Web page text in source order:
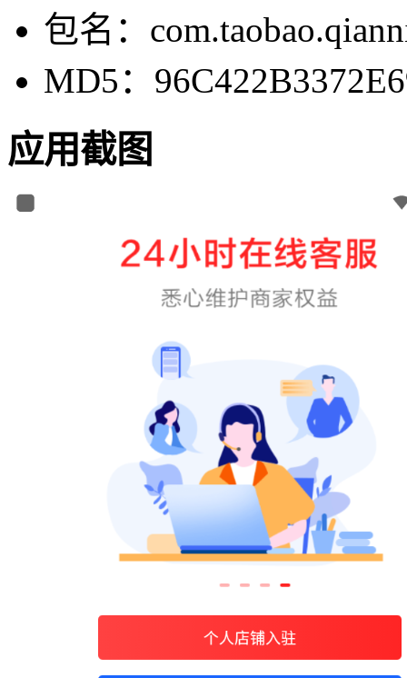
包名：
MD5：
应用截图